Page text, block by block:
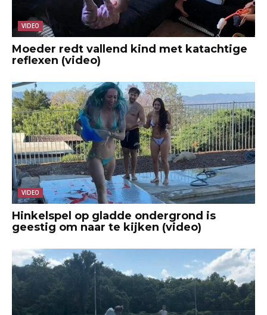
VIDEO
Moeder redt vallend kind met katachtige
reflexen (video)
VIDEO
Hinkelspel op gladde ondergrond is
geestig om naar te kijken (video)